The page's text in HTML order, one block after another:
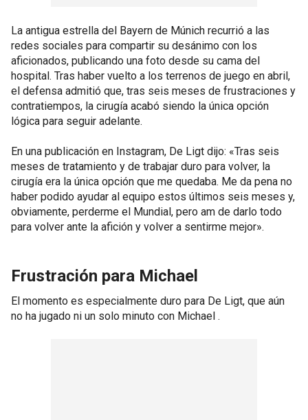
La antigua estrella del Bayern de Múnich recurrió a las
redes sociales para compartir su desánimo con los
aficionados, publicando una foto desde su cama del
hospital. Tras haber vuelto a los terrenos de juego en abril,
el defensa admitió que, tras seis meses de frustraciones y
contratiempos, la cirugía acabó siendo la única opción
lógica para seguir adelante.
En una publicación en Instagram, De Ligt dijo: «Tras seis
meses de tratamiento y de trabajar duro para volver, la
cirugía era la única opción que me quedaba. Me da pena no
haber podido ayudar al equipo estos últimos seis meses y,
obviamente, perderme el Mundial, pero am de darlo todo
para volver ante la afición y volver a sentirme mejor».
Frustración para Michael
El momento es especialmente duro para De Ligt, que aún
no ha jugado ni un solo minuto con Michael .